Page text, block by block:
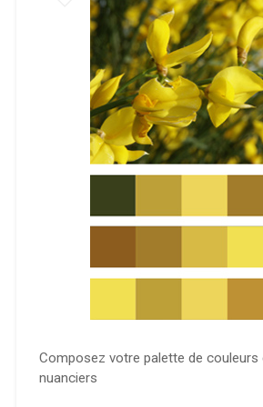
Composez votre palette de
nuanciers